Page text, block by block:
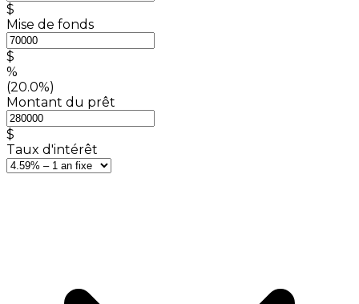
$
Mise de fonds
$
%
(20.0%)
Montant du prêt
$
Taux d'intérêt